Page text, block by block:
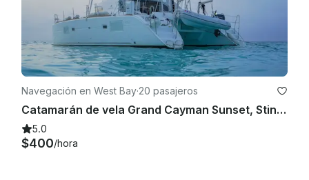
Navegación en West Bay·20 pasajeros
Catamarán de vela Grand Cayman Sunset, Stingray City, Starfish Point y Snorkel
5.0
$400/hora